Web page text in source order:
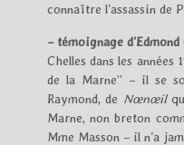
connaître l’assassin de
– témoignage
Chelles dans les années
de la Marne” – il se
Raymond, de Nœnœil
Marne, non breton
Mme Masson – il n’a